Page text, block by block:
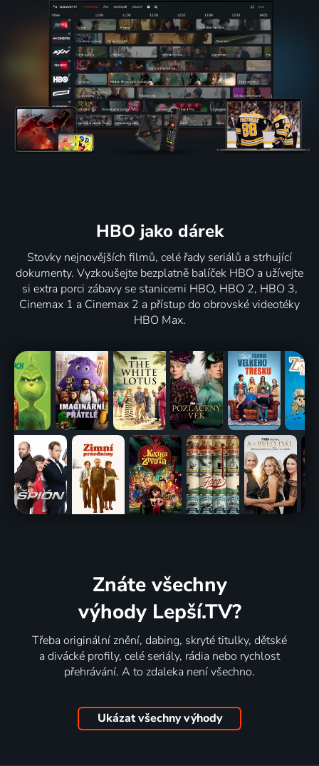
HBO jako dárek
Stovky nejnovějších filmů, celé řady seriálů a strhující
dokumenty. Vyzkoušejte bezplatně balíček HBO a užívejte
si extra porci zábavy se stanicemi HBO, HBO 2, HBO 3,
Cinemax 1 a Cinemax 2 a přístup do obrovské videotéky
HBO Max.
Znáte všechny
výhody Lepší.TV?
Třeba originální znění, dabing, skryté titulky, dětské
a divácké profily, celé seriály, rádia nebo rychlost
přehrávání. A to zdaleka není všechno.
Ukázat všechny výhody